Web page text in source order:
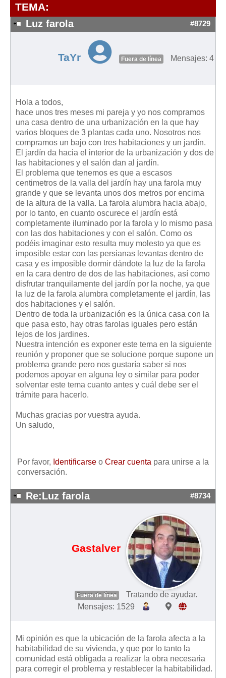
Requerimientos y comunicaciones
Formularios sobre Propiedad Horizontal
Modelos de Convocatoria de Junta de Propietarios
Modelos de Acta de Junta de Propietarios
Legislación sobre Arrendamientos Urbanos
Legislación sobre la Comunidad de Propietarios
Legislación sobre Adquisición de Vivienda en Propiedad
Legislación de interés práctico
Diccionario
Usuario
Entrar / Salir
Mis boletines
TEMA:
Luz farola #8729
TaYr Fuera de línea Mensajes: 4
Hola a todos,
hace unos tres meses mi pareja y yo nos compramos
una casa dentro de una urbanización en la que hay
varios bloques de 3 plantas cada uno. Nosotros nos
compramos un bajo con tres habitaciones y un jardín.
El jardín da hacia el interior de la urbanización y dos de
las habitaciones y el salón dan al jardín.
El problema que tenemos es que a escasos
centimetros de la valla del jardín hay una farola muy
grande y que se levanta unos dos metros por encima
de la altura de la valla. La farola alumbra hacia abajo,
por lo tanto, en cuanto oscurece el jardín está
completamente iluminado por la farola y lo mismo pasa
con las dos habitaciones y con el salón. Como os
podéis imaginar esto resulta muy molesto ya que es
imposible estar con las persianas levantas dentro de
casa y es imposible dormir dándote la luz de la farola
en la cara dentro de dos de las habitaciones, así como
disfrutar tranquilamente del jardín por la noche, ya que
la luz de la farola alumbra completamente el jardín, las
dos habitaciones y el salón.
Dentro de toda la urbanización es la única casa con la
que pasa esto, hay otras farolas iguales pero están
lejos de los jardines.
Nuestra intención es exponer este tema en la siguiente
reunión y proponer que se solucione porque supone un
problema grande pero nos gustaría saber si nos
podemos apoyar en alguna ley o similar para poder
solventar este tema cuanto antes y cuál debe ser el
trámite para hacerlo.
Muchas gracias por vuestra ayuda.
Un saludo,
Por favor, Identificarse o Crear cuenta para unirse a la
conversación.
Re:Luz farola #8734
Gastalver
Fuera de línea
Tratando de ayudar.
Mensajes: 1529
Mi opinión es que la ubicación de la farola afecta a la
habitabilidad de su vivienda, y que por lo tanto la
comunidad está obligada a realizar la obra necesaria
para corregir el problema y restablecer la habitabilidad.